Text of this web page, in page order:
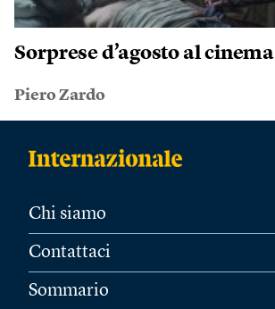
Sorprese d’agosto al cinema
Piero Zardo
Chi siamo
Contattaci
Sommario